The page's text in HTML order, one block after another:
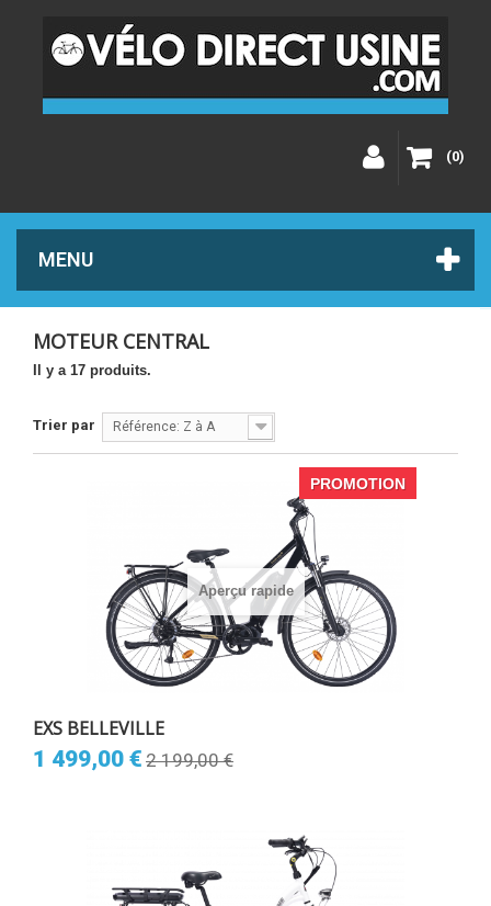
(0)
MENU
MOTEUR CENTRAL
Il y a 17 produits.
Trier par Référence: Z à A
Aperçu rapide
PROMOTION
EXS BELLEVILLE
1 499,00 € 2 199,00 €